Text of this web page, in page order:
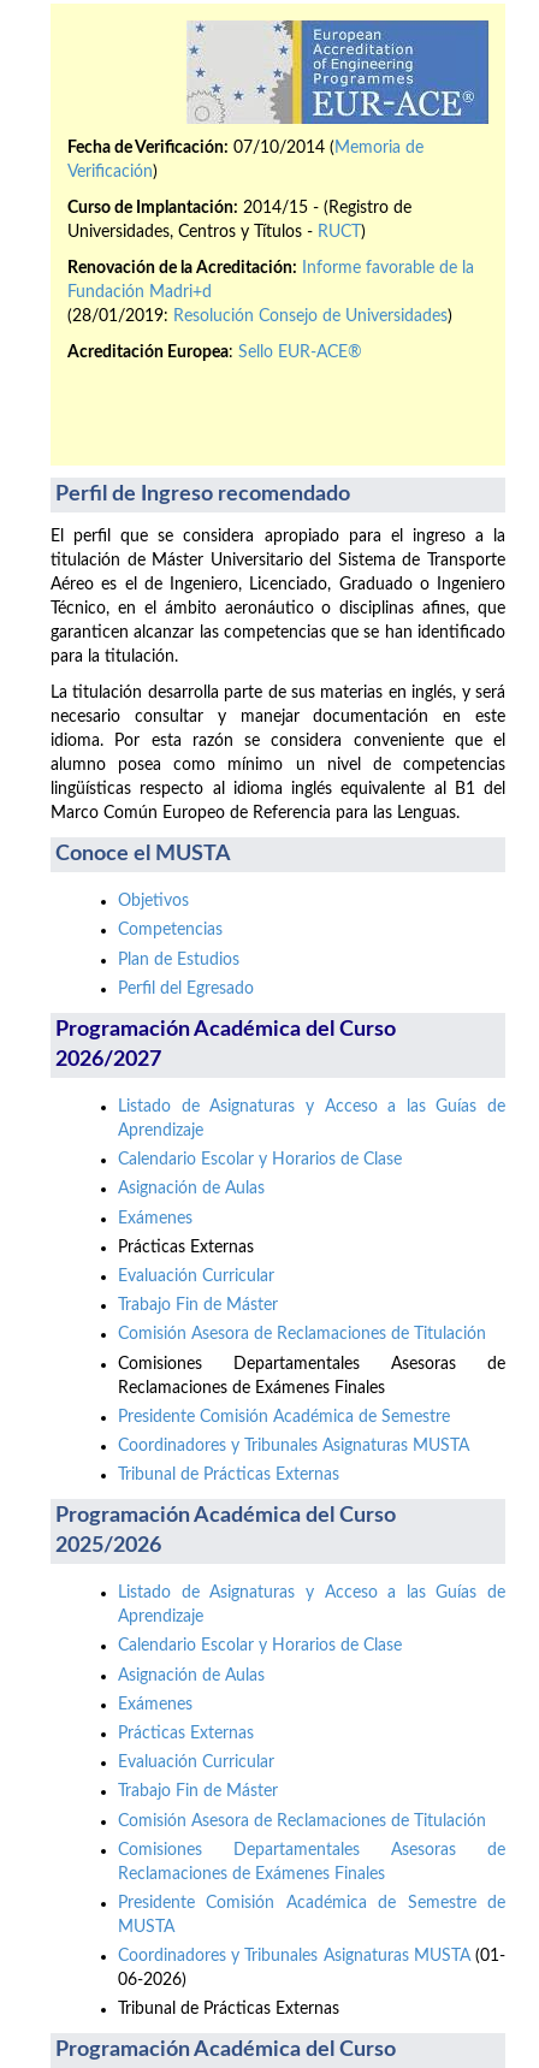
Fecha de Verificación: 07/10/2014 ( Memoria de
Verificación)
Curso de Implantación: 2014/15 - (Registro de
Universidades, Centros y Títulos - RUCT )
Renovación de la Acreditación:
Informe favorable de la
Fundación Madri+d
(28/01/2019: Resolución Consejo de Universidades)
Acreditación Europea: Sello EUR-ACE®
Perfil de Ingreso recomendado
El perfil que se considera apropiado para el ingreso a la
titulación de Máster Universitario del Sistema de Transporte
Aéreo es el de Ingeniero, Licenciado, Graduado o Ingeniero
Técnico, en el ámbito aeronáutico o disciplinas afines, que
garanticen alcanzar las competencias que se han identificado
para la titulación.
La titulación desarrolla parte de sus materias en inglés, y será
necesario consultar y manejar documentación en este
idioma. Por esta razón se considera conveniente que el
alumno posea como mínimo un nivel de competencias
lingüísticas respecto al idioma inglés equivalente al B1 del
Marco Común Europeo de Referencia para las Lenguas.
Conoce el MUSTA
Objetivos
Competencias
Plan de Estudios
Perfil del Egresado
Programación Académica del Curso
2026/2027
Listado de Asignaturas y Acceso a las Guías de
Aprendizaje
Calendario Escolar y Horarios de Clase
Asignación de Aulas
Exámenes
Prácticas Externas
Evaluación Curricular
Trabajo Fin de Máster
Comisión Asesora de Reclamaciones de Titulación
Comisiones Departamentales Asesoras de
Reclamaciones de Exámenes Finales
Presidente Comisión Académica de Semestre
Coordinadores y Tribunales Asignaturas MUSTA
Tribunal de Prácticas Externas
Programación Académica del Curso
2025/2026
Listado de Asignaturas y Acceso a las Guías de
Aprendizaje
Calendario Escolar y Horarios de Clase
Asignación de Aulas
Exámenes
Prácticas Externas
Evaluación Curricular
Trabajo Fin de Máster
Comisión Asesora de Reclamaciones de Titulación
Comisiones Departamentales Asesoras de
Reclamaciones de Exámenes Finales
Presidente Comisión Académica de Semestre de
MUSTA
Coordinadores y Tribunales Asignaturas MUSTA(01-
06-2026)
Tribunal de Prácticas Externas
Programación Académica del Curso